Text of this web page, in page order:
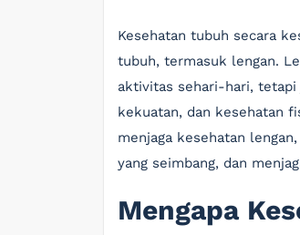
Kesehatan tubuh secara
tubuh, termasuk lengan.
aktivitas sehari-hari, tetapi
kekuatan, dan kesehatan
menjaga kesehatan
yang seimbang, dan
Mengapa